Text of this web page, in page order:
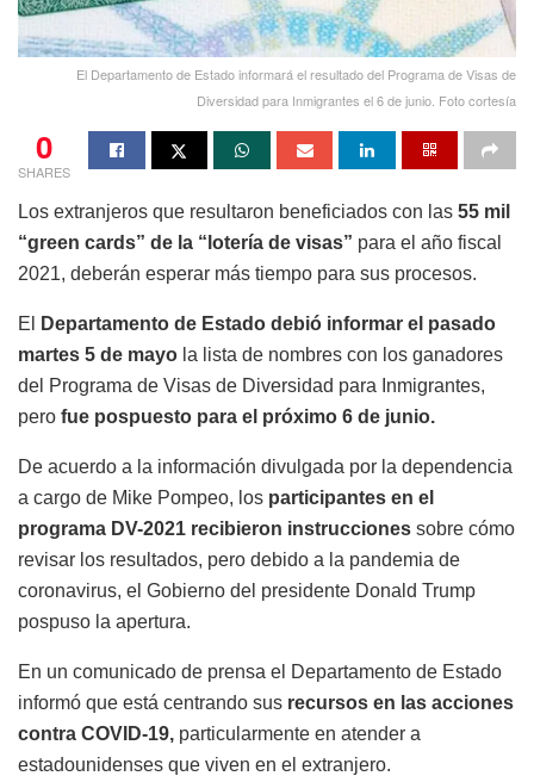
El Departamento de Estado informará el resultado del Programa de Visas de
Diversidad para Inmigrantes el 6 de junio. Foto cortesía
0
SHARES
Los extranjeros que resultaron beneficiados con las 55 mil
“green cards” de la “lotería de visas” para el año fiscal
2021, deberán esperar más tiempo para sus procesos.
El
Departamento de Estado debió informar el pasado
martes 5 de mayo la lista de nombres con los ganadores
del Programa de Visas de Diversidad para Inmigrantes,
pero fue pospuesto para el próximo 6 de junio.
De acuerdo a la información divulgada por la dependencia
a cargo de Mike Pompeo, los participantes en el
programa DV-2021 recibieron instrucciones sobre cómo
revisar los resultados, pero debido a la pandemia de
coronavirus, el Gobierno del presidente Donald Trump
pospuso la apertura.
En un comunicado de prensa el Departamento de Estado
informó que está centrando sus recursos en las acciones
contra COVID-19, particularmente en atender a
estadounidenses que viven en el extranjero.